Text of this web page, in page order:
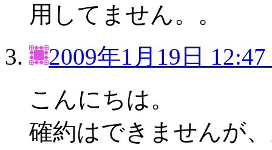
用してません。。
2009年1月19日
こんにちは。
確約はできませんが